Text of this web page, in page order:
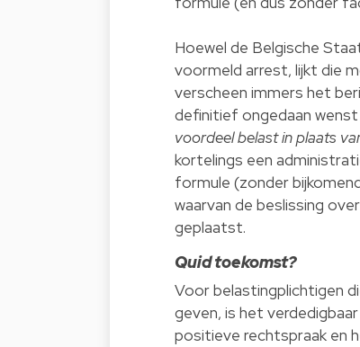
Hoewel de Belgische
voormeld arrest, lijkt die
verscheen immers het
definitief ongedaan wenst
voordeel belast in plaats
kortelings een
formule (zonder
waarvan de beslissing
geplaatst.
Quid toekomst?
Voor belastingplichtigen
geven, is het
positieve rechtspraak en